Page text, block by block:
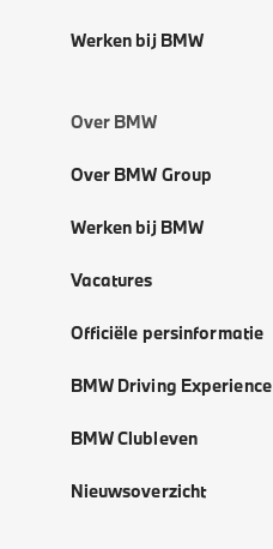
Werken bij BMW
Over BMW
Over BMW Group
Werken bij BMW
Vacatures
Officiële persinformatie
BMW Driving Experience
BMW Clubleven
Nieuwsoverzicht